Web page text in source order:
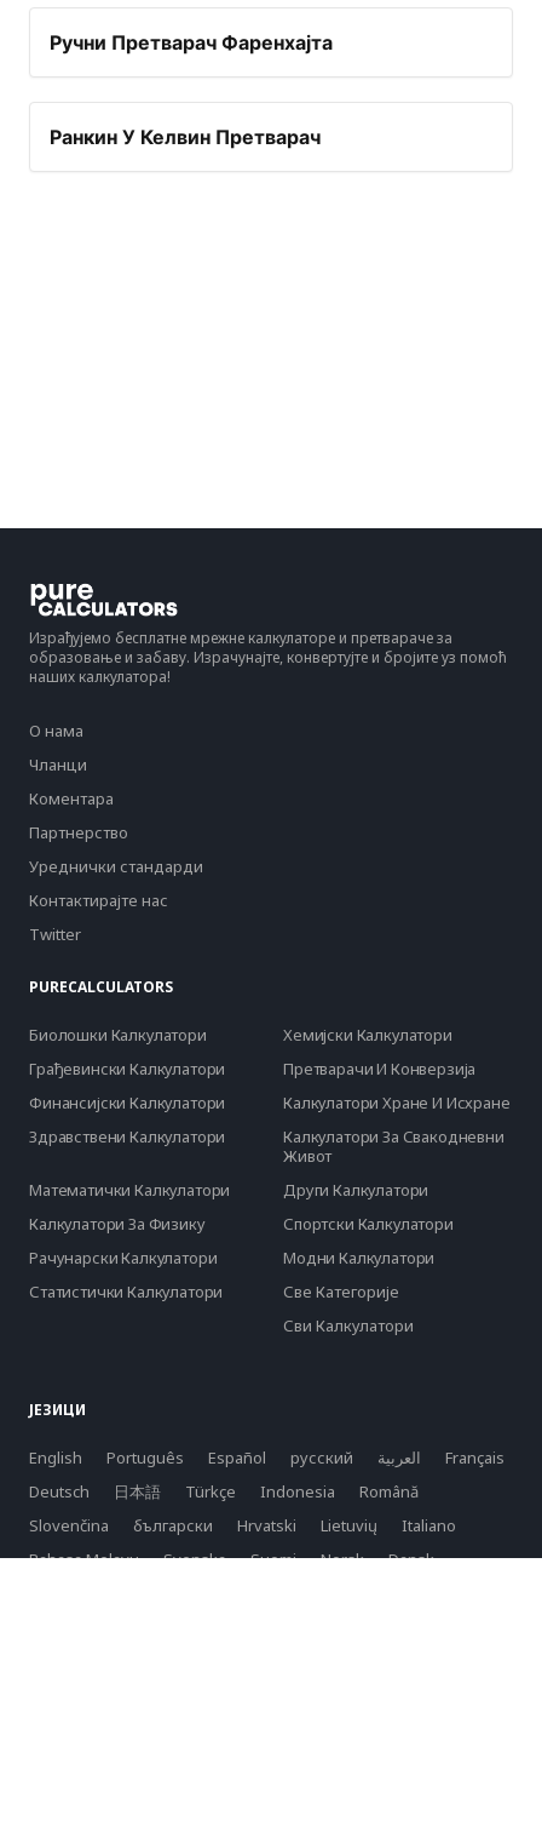
Ручни Претварач Фаренхајта
Ранкин У Келвин Претварач
Израђујемо бесплатне мрежне калкулаторе и претвараче за
образовање и забаву. Израчунајте, конвертујте и бројите уз помоћ
наших калкулатора!
О нама
Чланци
Коментара
Партнерство
Уреднички стандарди
Контактирајте нас
Twitter
PURECALCULATORS
Биолошки Калкулатори
Хемијски Калкулатори
Грађевински Калкулатори
Претварачи И Конверзија
Финансијски Калкулатори
Калкулатори Хране И Исхране
Здравствени Калкулатори
Калкулатори За Свакодневни
Живот
Математички Калкулатори
Други Калкулатори
Калкулатори За Физику
Спортски Калкулатори
Рачунарски Калкулатори
Модни Калкулатори
Статистички Калкулатори
Све Категорије
Сви Калкулатори
ЈЕЗИЦИ
English Português Español русский العربية
Français
Deutsch
日本語 Türkçe Indonesia
Română
Slovenčina
български Hrvatski Lietuvių
Italiano
Bahasa Melayu
Svenska Suomi Norsk
Dansk